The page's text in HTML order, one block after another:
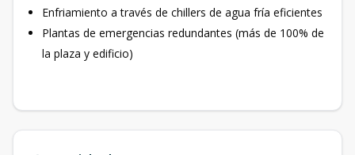
Enfriamiento a través de chillers de agua fría eficientes
Plantas de emergencias redundantes (más de 100% de
la plaza y edificio)